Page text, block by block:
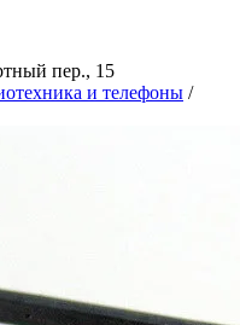
пер., 15
и телефоны /